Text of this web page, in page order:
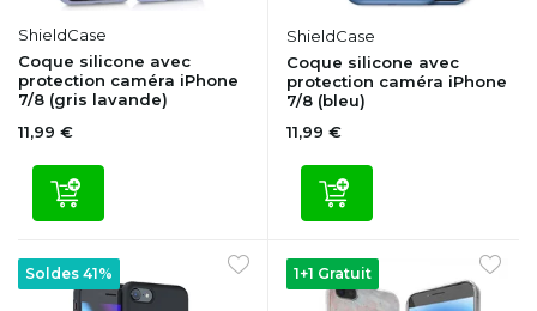
ShieldCase
Coque silicone avec
protection caméra iPhone
7/8 (gris lavande)
11,99 €
ShieldCase
Coque silicone avec
protection caméra iPhone
7/8 (bleu)
11,99 €
Soldes 41% 1+1 Gratuit